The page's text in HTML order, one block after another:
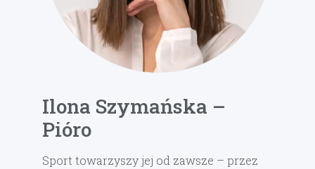
Ilona Szymańska –
Pióro
Sport towarzyszy jej od zawsze – przez